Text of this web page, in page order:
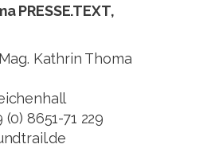
PRESSE.TEXT,
Kathrin Thoma
8651-71 229